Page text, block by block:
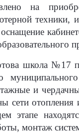
на
техники,
школа №17
и
сети отопления
этапе
монтаж